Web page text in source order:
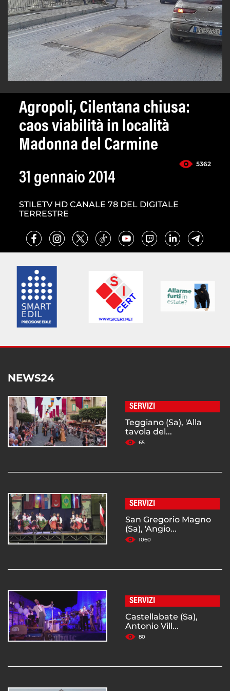
Agropoli, Cilentana chiusa:
caos viabilità in località
Madonna del Carmine
5362
31 gennaio 2014
STILETV HD CANALE 78 DEL DIGITALE
TERRESTRE
NEWS24
SERVIZI
Teggiano (Sa), 'Alla
tavola del...
65
SERVIZI
San Gregorio Magno
(Sa), 'Angio...
1060
SERVIZI
Castellabate (Sa),
Antonio Vill...
80